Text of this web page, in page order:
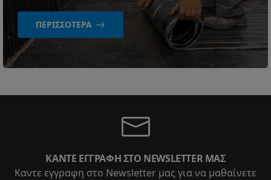
ΠΕΡΙΣΣΌΤΕΡΑ
ΚΆΝΤΕ ΕΓΓΡΑΦΉ ΣΤΟ NEWSLETTER ΜΑΣ
Καντε εγγραφη στο Newsletter μας για να μαθαίνετε